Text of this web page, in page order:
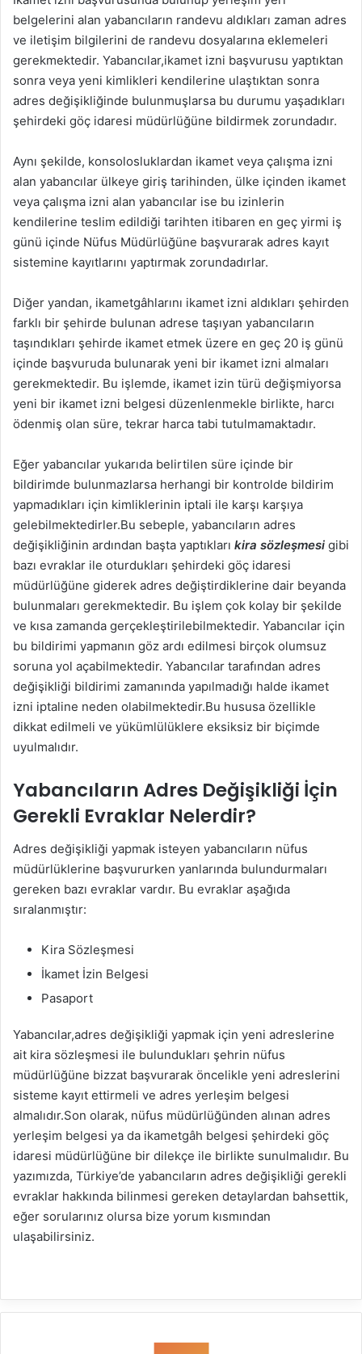
belgelerini alan yabancıların randevu aldıkları zaman adres
ve iletişim bilgilerini de randevu dosyalarına eklemeleri
gerekmektedir. Yabancılar,ikamet izni başvurusu yaptıktan
sonra veya yeni kimlikleri kendilerine ulaştıktan sonra
adres değişikliğinde bulunmuşlarsa bu durumu yaşadıkları
şehirdeki göç idaresi müdürlüğüne bildirmek zorundadır.
Aynı şekilde, konsolosluklardan ikamet veya çalışma izni
alan yabancılar ülkeye giriş tarihinden, ülke içinden ikamet
veya çalışma izni alan yabancılar ise bu izinlerin
kendilerine teslim edildiği tarihten itibaren en geç yirmi iş
günü içinde Nüfus Müdürlüğüne başvurarak adres kayıt
sistemine kayıtlarını yaptırmak zorundadırlar.
Diğer yandan, ikametgâhlarını ikamet izni aldıkları şehirden
farklı bir şehirde bulunan adrese taşıyan yabancıların
taşındıkları şehirde ikamet etmek üzere en geç 20 iş günü
içinde başvuruda bulunarak yeni bir ikamet izni almaları
gerekmektedir. Bu işlemde, ikamet izin türü değişmiyorsa
yeni bir ikamet izni belgesi düzenlenmekle birlikte, harcı
ödenmiş olan süre, tekrar harca tabi tutulmamaktadır.
Eğer yabancılar yukarıda belirtilen süre içinde bir
bildirimde bulunmazlarsa herhangi bir kontrolde bildirim
yapmadıkları için kimliklerinin iptali ile karşı karşıya
gelebilmektedirler.Bu sebeple, yabancıların adres
değişikliğinin ardından başta yaptıkları kira sözleşmesi gibi
bazı evraklar ile oturdukları şehirdeki göç idaresi
müdürlüğüne giderek adres değiştirdiklerine dair beyanda
bulunmaları gerekmektedir. Bu işlem çok kolay bir şekilde
ve kısa zamanda gerçekleştirilebilmektedir. Yabancılar için
bu bildirimi yapmanın göz ardı edilmesi birçok olumsuz
soruna yol açabilmektedir. Yabancılar tarafından adres
değişikliği bildirimi zamanında yapılmadığı halde ikamet
izni iptaline neden olabilmektedir.Bu hususa özellikle
dikkat edilmeli ve yükümlülüklere eksiksiz bir biçimde
uyulmalıdır.
Yabancıların Adres Değişikliği İçin
Gerekli Evraklar Nelerdir?
Adres değişikliği yapmak isteyen yabancıların nüfus
müdürlüklerine başvururken yanlarında bulundurmaları
gereken bazı evraklar vardır. Bu evraklar aşağıda
sıralanmıştır:
Kira Sözleşmesi
İkamet İzin Belgesi
Pasaport
Yabancılar,adres değişikliği yapmak için yeni adreslerine
ait kira sözleşmesi ile bulundukları şehrin nüfus
müdürlüğüne bizzat başvurarak öncelikle yeni adreslerini
sisteme kayıt ettirmeli ve adres yerleşim belgesi
almalıdır.Son olarak, nüfus müdürlüğünden alınan adres
yerleşim belgesi ya da ikametgâh belgesi şehirdeki göç
idaresi müdürlüğüne bir dilekçe ile birlikte sunulmalıdır. Bu
yazımızda, Türkiye’de yabancıların adres değişikliği gerekli
evraklar hakkında bilinmesi gereken detaylardan bahsettik,
eğer sorularınız olursa bize yorum kısmından
ulaşabilirsiniz.